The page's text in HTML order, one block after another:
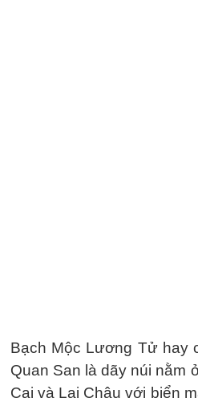
Bạch Mộc Lương Tử hay
Quan San là dãy núi nằm
Cai và Lai Châu với biển